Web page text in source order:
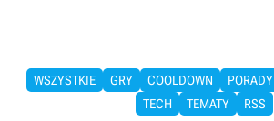
WSZYSTKIE GRY COOLDOWN PORADY
TECH
TEMATY RSS